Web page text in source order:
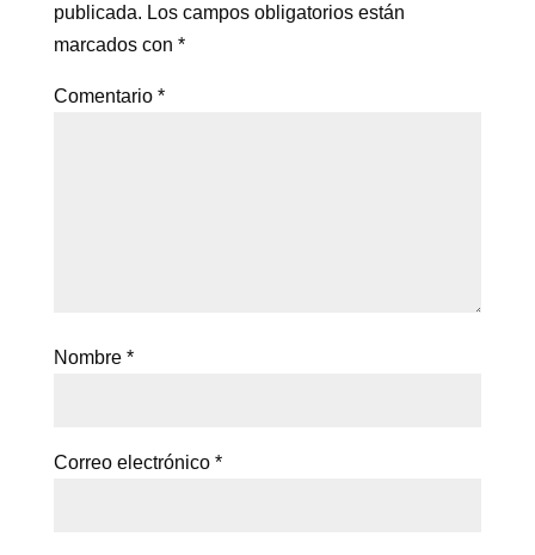
publicada. Los campos obligatorios están
marcados con *
Comentario *
Nombre *
Correo electrónico *